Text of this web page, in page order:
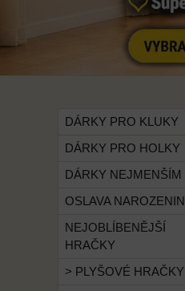
DÁRKY PRO KLUKY
DÁRKY PRO HOLKY
DÁRKY NEJMENŠÍM
OSLAVA NAROZENIN
NEJOBLÍBENĚJŠÍ
HRAČKY
> PLYŠOVÉ HRAČKY